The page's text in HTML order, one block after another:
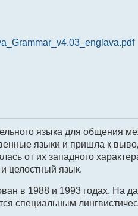
языка для общения
языки и пришла к
от их западного
целостный язык.
в 1988 и 1993 годах. На
специальным